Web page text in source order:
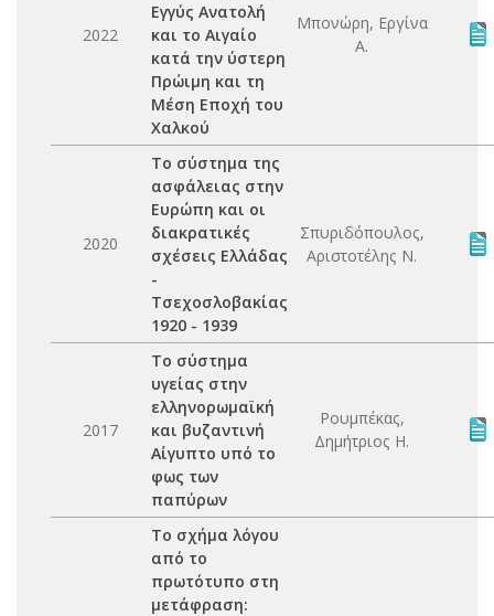
2022
Εγγύς Ανατολή
και το Αιγαίο
κατά την ύστερη
Πρώιμη και τη
Μέση Εποχή του
Χαλκού
Μπονώρη, Εργίνα
Α.
2020
Το σύστημα της
ασφάλειας στην
Ευρώπη και οι
διακρατικές
σχέσεις Ελλάδας
-
Τσεχοσλοβακίας
1920 - 1939
Σπυριδόπουλος,
Αριστοτέλης Ν.
2017
Το σύστημα
υγείας στην
ελληνορωμαϊκή
και βυζαντινή
Αίγυπτο υπό το
φως των
παπύρων
Ρουμπέκας,
Δημήτριος Η.
Το σχήμα λόγου
από το
πρωτότυπο στη
μετάφραση: